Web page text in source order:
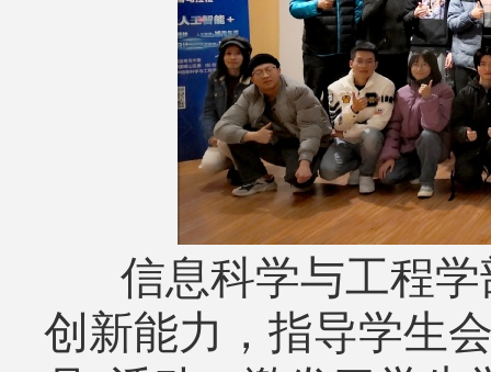
信息科学与工程学
创新能力，指导学生